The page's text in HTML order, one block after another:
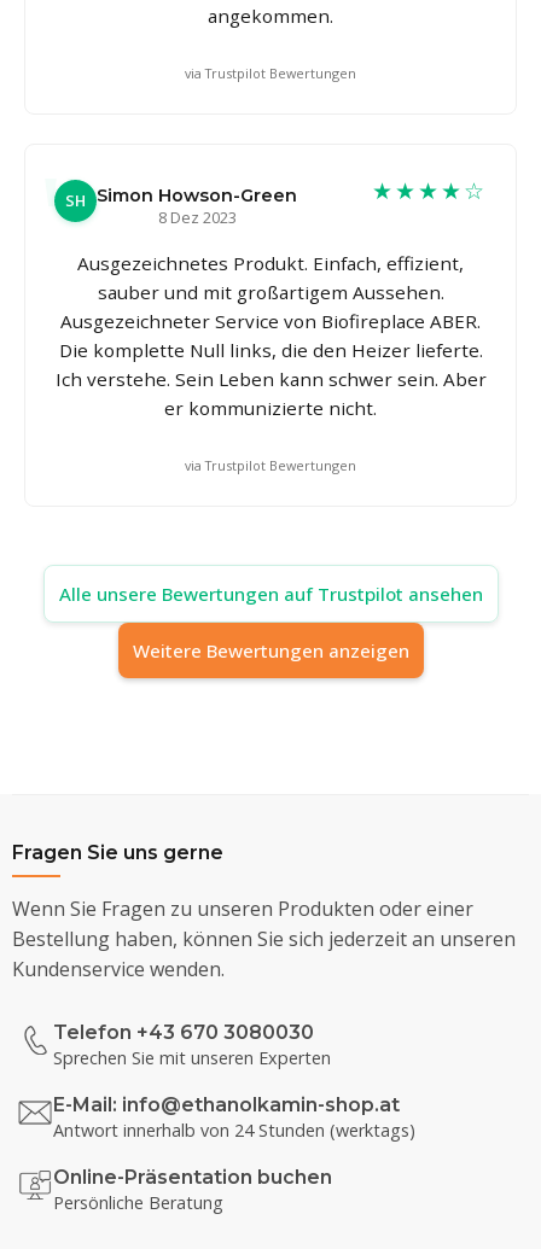
angekommen.
via Trustpilot Bewertungen
SH Simon Howson-Green
8 Dez 2023
★★★★☆
Ausgezeichnetes Produkt. Einfach, effizient,
sauber und mit großartigem Aussehen.
Ausgezeichneter Service von Biofireplace ABER.
Die komplette Null links, die den Heizer lieferte.
Ich verstehe. Sein Leben kann schwer sein. Aber
er kommunizierte nicht.
via Trustpilot Bewertungen
Alle unsere Bewertungen auf Trustpilot ansehen
Weitere Bewertungen anzeigen
Fragen Sie uns gerne
Wenn Sie Fragen zu unseren Produkten oder einer
Bestellung haben, können Sie sich jederzeit an unseren
Kundenservice wenden.
Telefon +43 670 3080030
Sprechen Sie mit unseren Experten
E-Mail: info@ethanolkamin-shop.at
Antwort innerhalb von 24 Stunden (werktags)
Online-Präsentation buchen
Persönliche Beratung